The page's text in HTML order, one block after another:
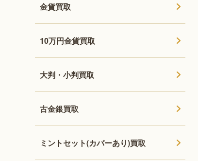
金貨買取
10万円金貨買取
大判・小判買取
古金銀買取
ミントセット(カバーあり)買取